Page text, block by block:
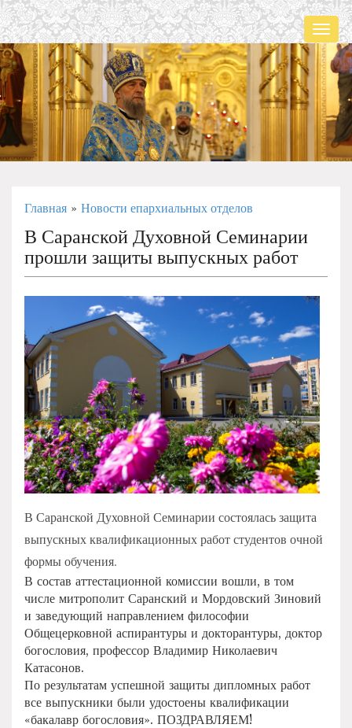
Главная » Новости епархиальных отделов
В Саранской Духовной Семинарии
прошли защиты выпускных работ
В Саранской Духовной Семинарии состоялась защита
выпускных квалификационных работ студентов очной
формы обучения.
В состав аттестационной комиссии вошли, в том
числе митрополит Саранский и Мордовский Зиновий
и заведующий направлением философии
Общецерковной аспирантуры и докторантуры, доктор
богословия, профессор Владимир Николаевич
Катасонов.
По результатам успешной защиты дипломных работ
все выпускники были удостоены квалификации
«бакалавр богословия». ПОЗДРАВЛЯЕМ!